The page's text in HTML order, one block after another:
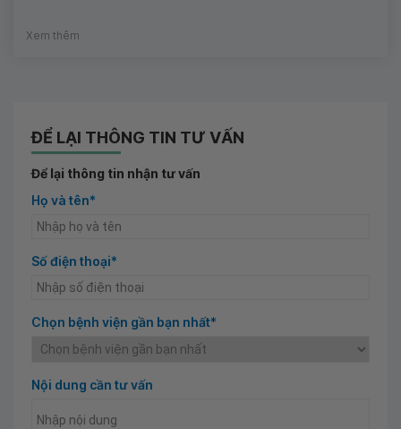
Xem thêm
ĐỂ LẠI THÔNG TIN TƯ VẤN
Để lại thông tin nhận tư vấn
Họ và tên*
Số điện thoại*
Chọn bệnh viện gần bạn nhất*
Nội dung cần tư vấn